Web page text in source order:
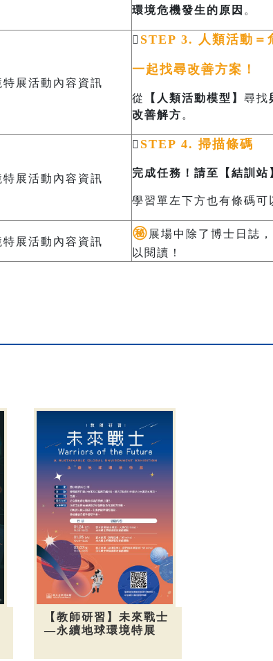
環境危機發生的原因 。
 STEP 3. 人類活動＝
一起找尋改善方案！
從 【人類活動模型】 尋找
改善解方 。
 STEP 4. 掃描條碼
完成任務！請至【結訓站
學習單左下方也有條碼可
㊙️ 展場中除了博士日誌
以閱讀！
【教師研習】未來戰士
—永續地球環境特展